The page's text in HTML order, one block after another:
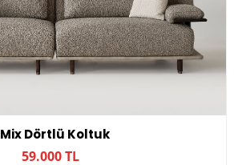
Mix Dörtlü Koltuk
59.000 TL